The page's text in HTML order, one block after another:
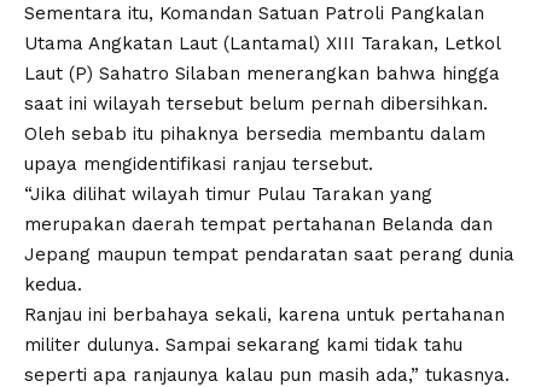
Sementara itu, Komandan Satuan Patroli Pangkalan
Utama Angkatan Laut (Lantamal) XIII Tarakan, Letkol
Laut (P) Sahatro Silaban menerangkan bahwa hingga
saat ini wilayah tersebut belum pernah dibersihkan.
Oleh sebab itu pihaknya bersedia membantu dalam
upaya mengidentifikasi ranjau tersebut.
“Jika dilihat wilayah timur Pulau Tarakan yang
merupakan daerah tempat pertahanan Belanda dan
Jepang maupun tempat pendaratan saat perang dunia
kedua.
Ranjau ini berbahaya sekali, karena untuk pertahanan
militer dulunya. Sampai sekarang kami tidak tahu
seperti apa ranjaunya kalau pun masih ada,” tukasnya.